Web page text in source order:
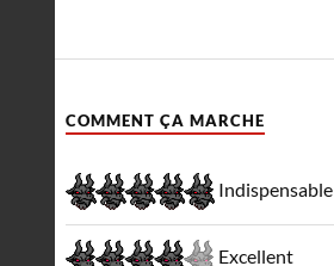
COMMENT ÇA MARCHE
Indispensable
Excellent